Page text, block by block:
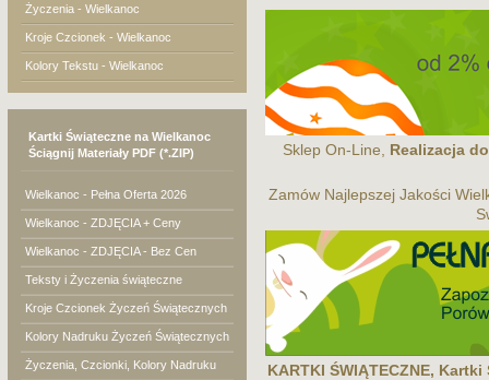
Życzenia - Wielkanoc
Kroje Czcionek - Wielkanoc
Kolory Tekstu - Wielkanoc
Kartki Świąteczne na Wielkanoc
Ściągnij Materiały PDF (*.ZIP)
Wielkanoc - Pełna Oferta 2026
Wielkanoc - ZDJĘCIA + Ceny
Wielkanoc - ZDJĘCIA - Bez Cen
Teksty i Życzenia świąteczne
Kroje Czcionek Życzeń Świątecznych
Kolory Nadruku Życzeń Świątecznych
Życzenia, Czcionki, Kolory Nadruku
Sklep On-Line, Realizacja
Zamów Najlepszej Jakości
KARTKI ŚWIĄTECZNE,